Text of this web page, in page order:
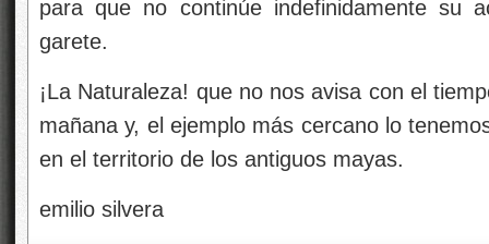
para que no continúe indefinidamente su
garete.
¡La Naturaleza! que no nos avisa con el
mañana y, el ejemplo más cercano lo
en el territorio de los antiguos mayas.
emilio silvera